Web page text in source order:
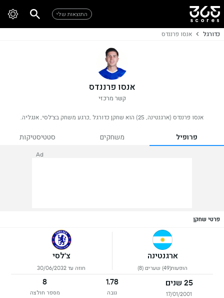
התוצאות שלי
כדורגל אנסו פרננדס
אנסו פרננדס
קשר מרכזי
אנסו פרננדס (ארגנטינה, 25) הוא שחקן כדורגל ,כרגע משחק בצ'לסי, אנגליה.
פרופיל משחקים סטטיסטיקות
Ad
פרטי שחקן
ארגנטינה
הופעות(49) שערים (8)
צ'לסי
חוזה עד 30/06/2032
25 שנים
17/01/2001
1.78
גובה
8
מספר חולצה